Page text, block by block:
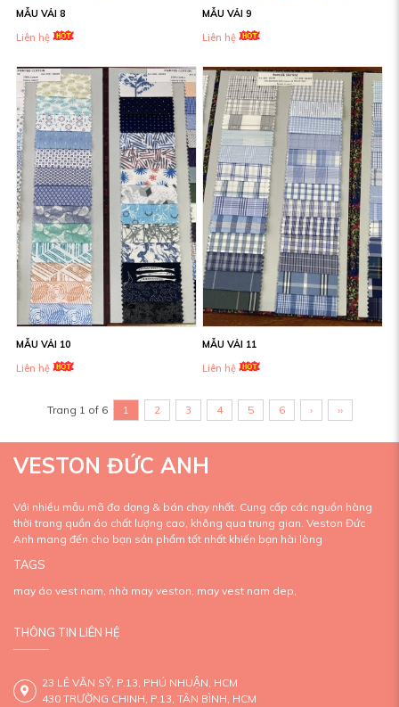
MẪU VẢI 8
Liên hệ
MẪU VẢI 9
Liên hệ
MẪU VẢI 10
Liên hệ
MẪU VẢI 11
Liên hệ
Trang 1 of 6 1 2 3 4 5 6 › ››
VESTON ĐỨC ANH
Với nhiều mẫu mã đa dạng & bán chạy nhất. Cung cấp các nguồn hàng
thời trang quần áo chất lượng cao, không qua trung gian. Veston Đức
Anh mang đến cho bạn sản phẩm tốt nhất khiến bạn hài lòng
TAGS
may áo vest nam, nhà may veston, may vest nam dep,
THÔNG TIN LIÊN HỆ
23 LÊ VĂN SỸ, P.13, PHÚ NHUẬN, HCM
430 TRƯỜNG CHINH, P.13, TÂN BÌNH, HCM